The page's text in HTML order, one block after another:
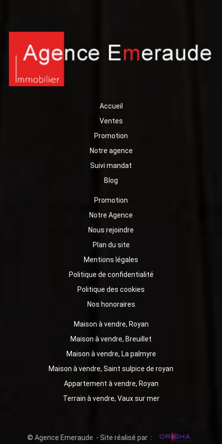
Accueil
Ventes
Promotion
Notre agence
Suivi mandat
Blog
Promotion
Notre Agence
Nous rejoindre
Plan du site
Mentions légales
Politique de confidentialité
Politique des cookies
Nos honoraires
Maison à vendre, Royan
Maison à vendre, Breuillet
Maison à vendre, La palmyre
Maison à vendre, Saint sulpice de royan
Appartement à vendre, Royan
Terrain à vendre, Vaux sur mer
© Agence Emeraude - Site réalisé par :